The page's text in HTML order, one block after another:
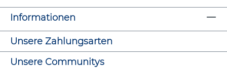
Informationen
Unsere Zahlungsarten
Unsere Communitys